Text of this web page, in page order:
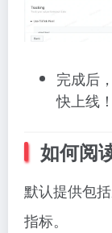
完成后
快上线！
如何阅
默认提供包
指标。